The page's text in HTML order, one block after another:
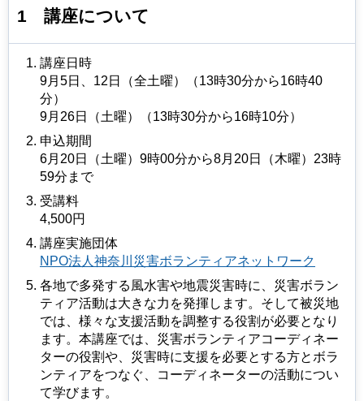
1 講座について
講座日時
9月5日、12日（全土曜）（13時30分から16時40
分）
9月26日（土曜）（13時30分から16時10分）
申込期間
6月20日（土曜）9時00分から8月20日（木曜）23時
59分まで
受講料
4,500円
講座実施団体
NPO法人神奈川災害ボランティアネットワーク
各地で多発する風水害や地震災害時に、災害ボラン
ティア活動は大きな力を発揮します。そして被災地
では、様々な支援活動を調整する役割が必要となり
ます。本講座では、災害ボランティアコーディネー
ターの役割や、災害時に支援を必要とする方とボラ
ンティアをつなぐ、コーディネーターの活動につい
て学びます。